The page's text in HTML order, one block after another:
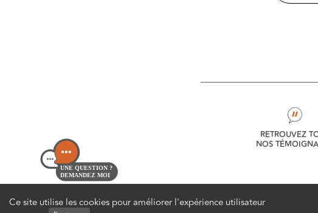
Ce site utilise les cookies pour améliorer l'expérience utilisateur
UNE QUESTION ?
DEMANDEZ MOI
RETROUVEZ
NOS